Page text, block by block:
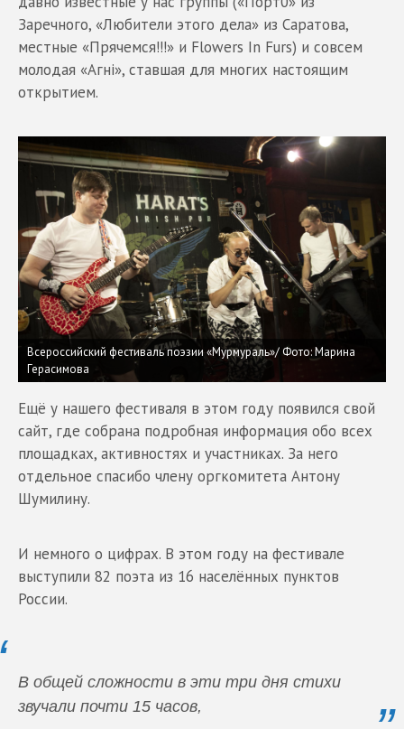
Заречного, «Любители этого дела» из Саратова,
местные «Прячемся!!!» и Flowers In Furs) и совсем
молодая «Агнi», ставшая для многих настоящим
открытием.
Всероссийский фестиваль поэзии «Мурмураль»/ Фото: Марина
Герасимова
Ещё у нашего фестиваля в этом году появился свой
сайт, где собрана подробная информация обо всех
площадках, активностях и участниках. За него
отдельное спасибо члену оргкомитета Антону
Шумилину.
И немного о цифрах. В этом году на фестивале
выступили 82 поэта из 16 населённых пунктов
России.
В общей сложности в эти три дня стихи
звучали почти 15 часов,